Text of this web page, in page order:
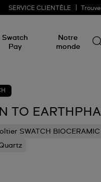
SERVICE CLIENTÈLE
Swatch
Pay
Notre
monde
un
TO
SWATCH BIOCERAMIC